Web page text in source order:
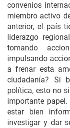
convenios
miembro activo
anterior, el país
liderazgo
tomando
impulsando
a frenar esta
ciudadanía? Si
política, esto no
importante
estar bien
investigar y dar